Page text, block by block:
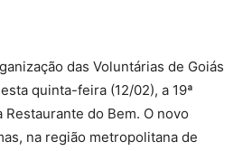
das Voluntárias de Goiás
quinta-feira (12/02), a 19ª
do Bem. O novo
na região metropolitana de